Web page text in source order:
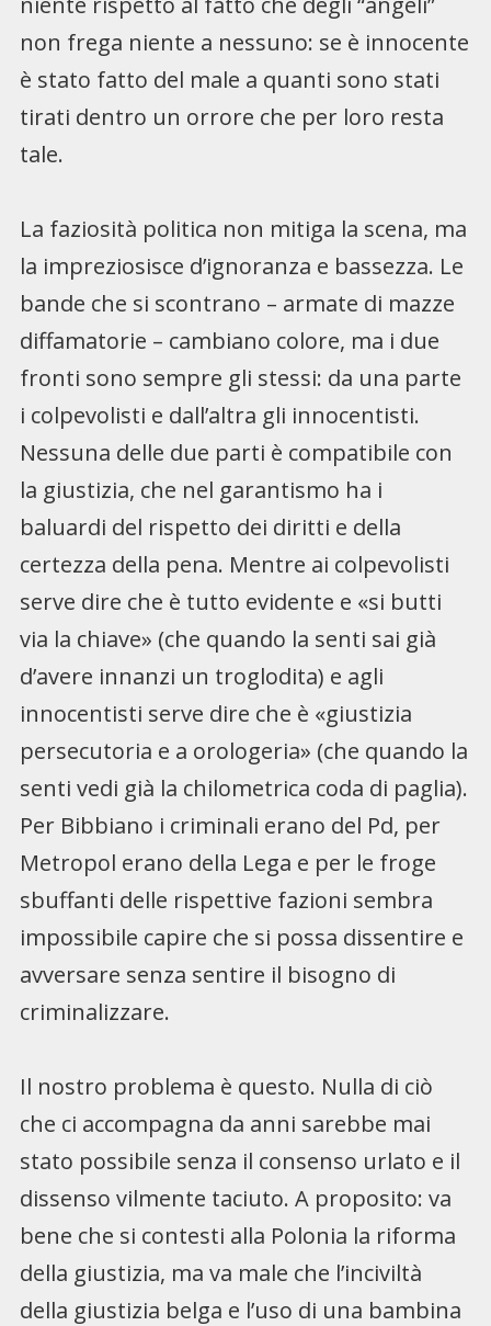
non frega niente a nessuno: se è innocente
è stato fatto del male a quanti sono stati
tirati dentro un orrore che per loro resta
tale.
La faziosità politica non mitiga la scena, ma
la impreziosisce d’ignoranza e bassezza. Le
bande che si scontrano – armate di mazze
diffamatorie – cambiano colore, ma i due
fronti sono sempre gli stessi: da una parte
i colpevolisti e dall’altra gli innocentisti.
Nessuna delle due parti è compatibile con
la giustizia, che nel garantismo ha i
baluardi del rispetto dei diritti e della
certezza della pena. Mentre ai colpevolisti
serve dire che è tutto evidente e «si butti
via la chiave» (che quando la senti sai già
d’avere innanzi un troglodita) e agli
innocentisti serve dire che è «giustizia
persecutoria e a orologeria» (che quando la
senti vedi già la chilometrica coda di paglia).
Per Bibbiano i criminali erano del Pd, per
Metropol erano della Lega e per le froge
sbuffanti delle rispettive fazioni sembra
impossibile capire che si possa dissentire e
avversare senza sentire il bisogno di
criminalizzare.
Il nostro problema è questo. Nulla di ciò
che ci accompagna da anni sarebbe mai
stato possibile senza il consenso urlato e il
dissenso vilmente taciuto. A proposito: va
bene che si contesti alla Polonia la riforma
della giustizia, ma va male che l’inciviltà
della giustizia belga e l’uso di una bambina